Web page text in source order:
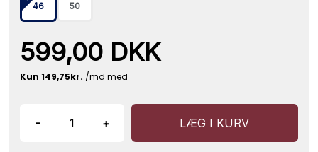
46 50
599,00 DKK
- + LÆG I KURV